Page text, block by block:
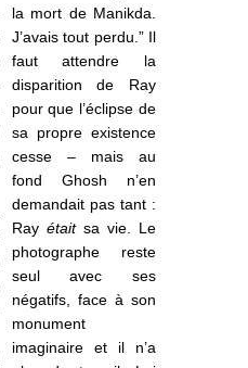
la mort de Manikda.
J’avais tout perdu.” Il
faut attendre la
disparition de Ray
pour que l’éclipse de
sa propre existence
cesse – mais au
fond Ghosh n’en
demandait pas tant :
Ray étaitsa vie. Le
photographe reste
seul avec ses
négatifs, face à son
monument
imaginaire et il n’a